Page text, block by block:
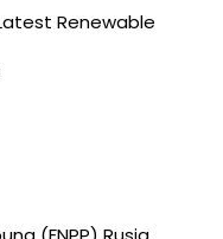
Renewable